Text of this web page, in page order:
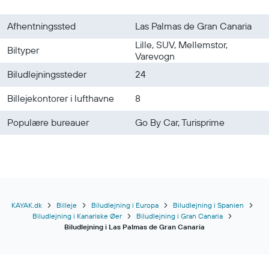
Afhentningssted
Las Palmas de Gran Canaria
Biltyper
Lille, SUV, Mellemstor,
Varevogn
Biludlejningssteder
24
Billejekontorer i lufthavne
8
Populære bureauer
Go By Car, Turisprime
KAYAK.dk Billeje Biludlejning i Europa
Biludlejning i Spanien
Biludlejning i Kanariske Øer
Biludlejning i Gran Canaria
Biludlejning i Las Palmas de Gran Canaria